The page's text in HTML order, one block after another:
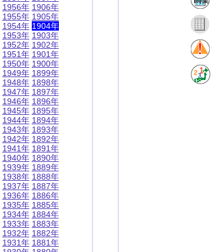
1956年
1955年
1954年
1953年
1952年
1951年
1950年
1949年
1948年
1947年
1946年
1945年
1944年
1943年
1942年
1941年
1940年
1939年
1938年
1937年
1936年
1935年
1934年
1933年
1932年
1931年
1906年
1905年
1904年
1903年
1902年
1901年
1900年
1899年
1898年
1897年
1896年
1895年
1894年
1893年
1892年
1891年
1890年
1889年
1888年
1887年
1886年
1885年
1884年
1883年
1882年
1881年